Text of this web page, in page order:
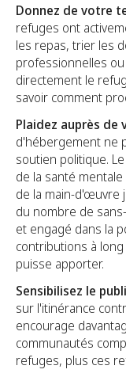
Donnez de votre
refuges ont
les repas, trier les
professionnelles
directement le
savoir comment
Plaidez auprès de
d'hébergement ne
soutien politique.
de la santé
de la main-d'œuvre
du nombre de
et engagé dans la
contributions à
puisse apporter.
Sensibilisez le
sur l'itinérance
encourage
communautés
refuges, plus ces